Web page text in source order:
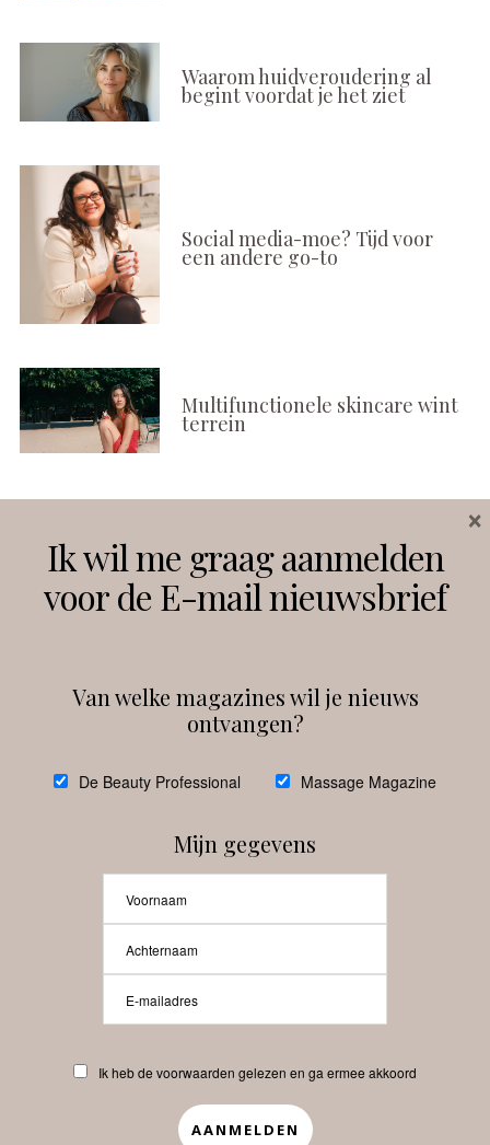
Waarom huidveroudering al
begint voordat je het ziet
Social media-moe? Tijd voor
een andere go-to
Multifunctionele skincare wint
terrein
Instagram Facebook
debeautyprofessional
Beauty-Pro.nl
Abonneren Contact
APP
Ik wil me graag aanmelden
voor de E-mail nieuwsbrief
Van welke magazines wil je nieuws
ontvangen?
De Beauty Professional Massage Magazine
Mijn gegevens
Ik heb de voorwaarden gelezen en ga ermee akkoord
×